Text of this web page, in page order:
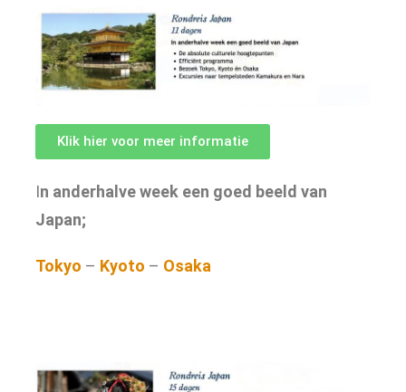
Klik hier voor meer informatie
In anderhalve week een goed beeld van
Japan;
Tokyo – Kyoto – Osaka